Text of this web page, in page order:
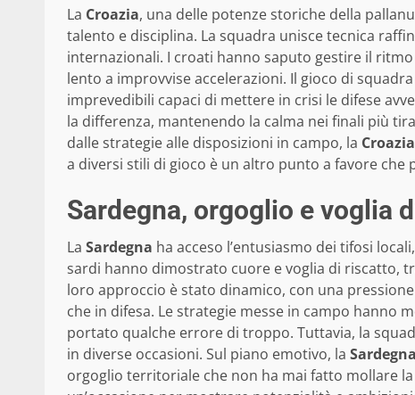
La Croazia, una delle potenze storiche della
talento e disciplina. La squadra unisce tecnica
internazionali. I croati hanno saputo gestire il
lento a improvvise accelerazioni. Il gioco di
imprevedibili capaci di mettere in crisi le difese
la differenza, mantenendo la calma nei finali più
dalle strategie alle disposizioni in campo, la Croazia
a diversi stili di gioco è un altro punto a favore che
Sardegna, orgoglio e voglia
La Sardegna ha acceso l’entusiasmo dei tifosi
sardi hanno dimostrato cuore e voglia di riscatto,
loro approccio è stato dinamico, con una
che in difesa. Le strategie messe in campo hanno
portato qualche errore di troppo. Tuttavia, la
in diverse occasioni. Sul piano emotivo, la Sardegna
orgoglio territoriale che non ha mai fatto mollare